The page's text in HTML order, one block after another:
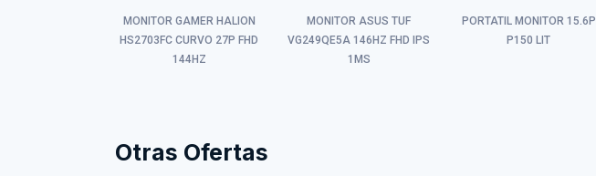
MONITOR GAMER HALION
HS2703FC CURVO 27P FHD
144HZ
MONITOR ASUS TUF
VG249QE5A 146HZ FHD IPS
1MS
PORTATIL MONITOR 15.6P
P150 LIT
Otras Ofertas